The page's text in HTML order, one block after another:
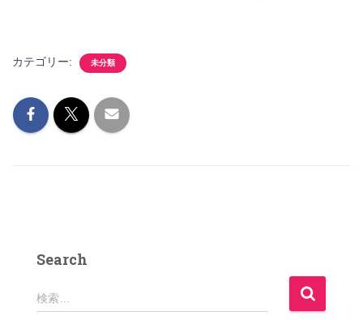
カテゴリー: 未分類
Search
検
索
検索…